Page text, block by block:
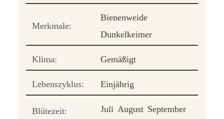
Merkmale:
Bienenweide
Dunkelkeimer
Klima: Gemäßigt
Lebenszyklus: Einjährig
Blütezeit: Juli August September